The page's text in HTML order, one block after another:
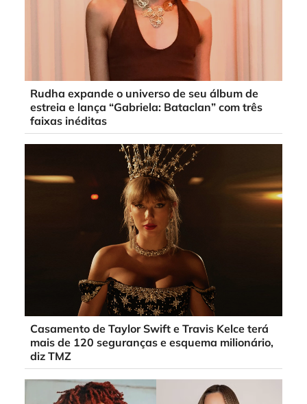
Rudha expande o universo de seu álbum de
estreia e lança “Gabriela: Bataclan” com três
faixas inéditas
Casamento de Taylor Swift e Travis Kelce terá
mais de 120 seguranças e esquema milionário,
diz TMZ